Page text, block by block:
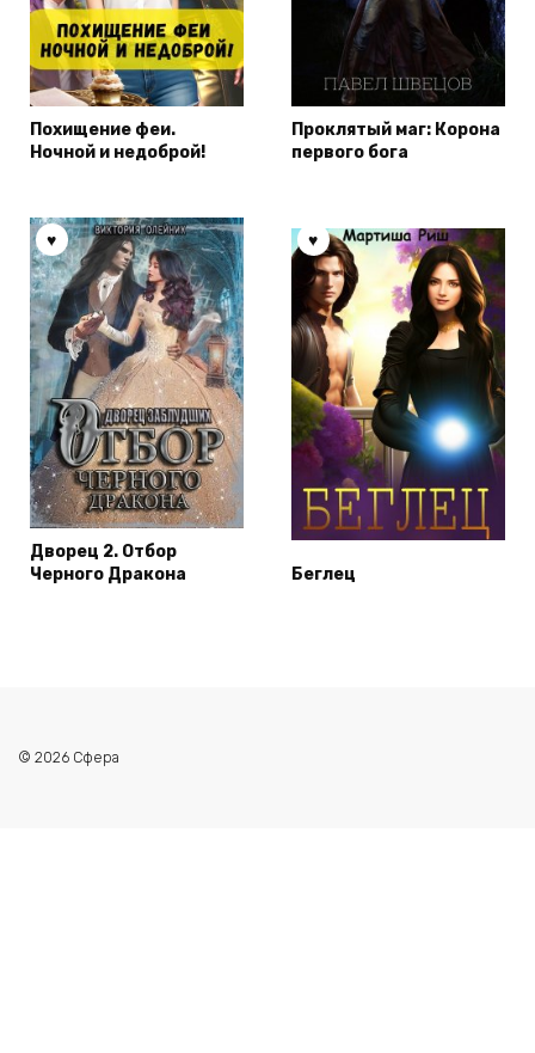
Похищение феи.
Ночной и недоброй!
Проклятый маг: Корона
первого бога
Дворец 2. Отбор
Черного Дракона
Беглец
© 2026 Сфера